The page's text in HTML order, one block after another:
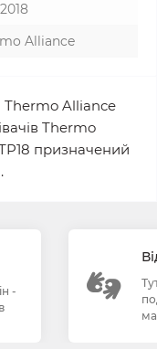
Alliance
Thermo Alliance
Thermo
призначений
-